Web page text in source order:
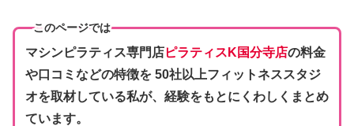
このページでは
マシンピラティス専門店ピラティスK国分寺店の料金
や口コミなどの特徴を 50社以上フィットネススタジ
オを取材している私が、経験をもとにくわしくまとめ
ています。